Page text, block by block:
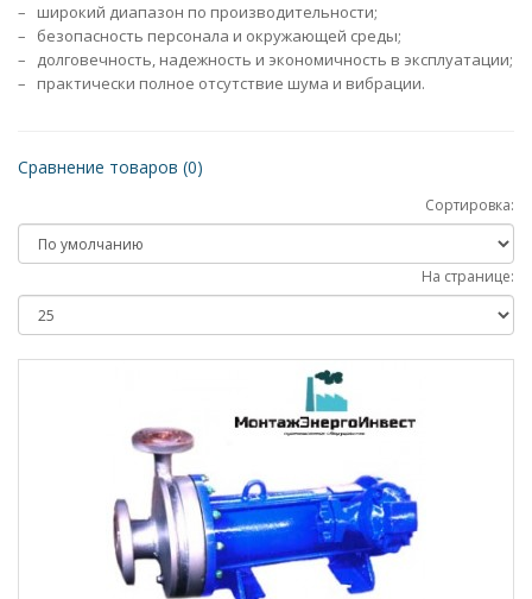
– широкий диапазон по производительности;
– безопасность персонала и окружающей среды;
– долговечность, надежность и экономичность в эксплуатации;
– практически полное отсутствие шума и вибрации.
Сравнение товаров (0)
Сортировка:
На странице: